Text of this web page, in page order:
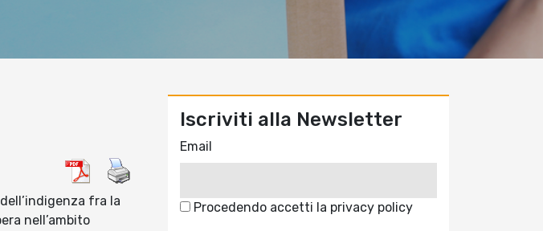
fra la
nell’ambito
Iscriviti alla Newsletter
Email
Procedendo accetti la privacy policy